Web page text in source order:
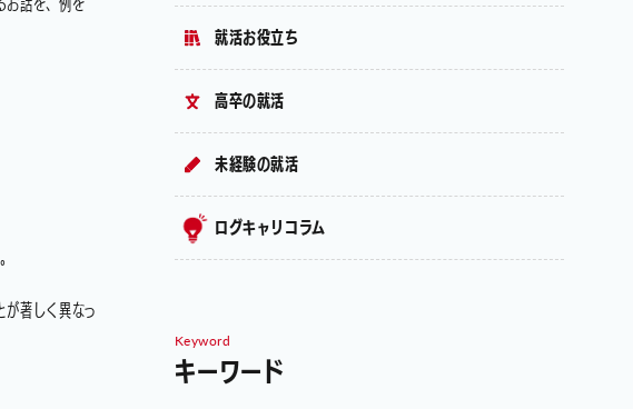
が著しく異なっ
就活お役立ち
高卒の就活
未経験の就活
ログキャリコラム
Keyword
キーワード